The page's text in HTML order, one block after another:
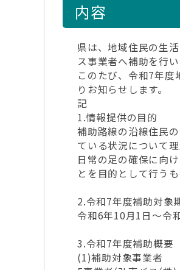
内容
県は、地域住民の生
ス事業者へ補助を行
このたび、令和7年
りお知らせします。
記
1.情報提供の目的
補助路線の沿線住民
ている状況について
日常の足の確保に向
とを目的として行うも
2.令和7年度補助対象
令和6年10月1日～令
3.令和7年度補助概要
(1)補助対象事業者